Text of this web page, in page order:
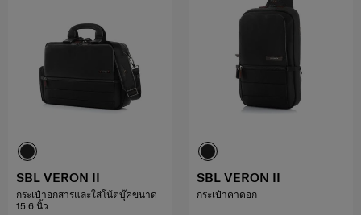
SBL VERON II
กระเป๋าอกสารและใส่โน้ตบุ๊คขนาด
15.6 นิ้ว
SBL VERON II
กระเป๋าคาดอก